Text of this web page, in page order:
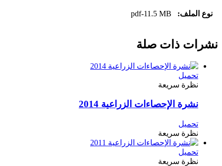
نوع الملف: pdf-11.5 MB
نشرات ذات صلة
تحميل
نظرة سريعة
نشرة الإحصاءات الزراعية 2014
تحميل
نظرة سريعة
تحميل
نظرة سريعة